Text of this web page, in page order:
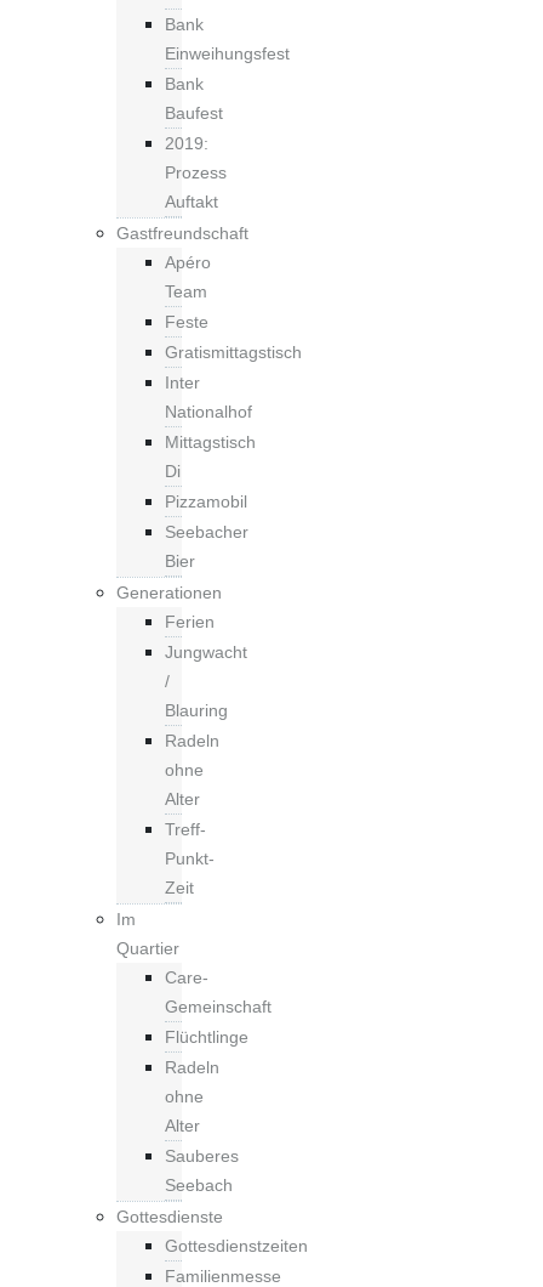
Bank
Einweihungsfest
Bank
Baufest
2019:
Prozess
Auftakt
Gastfreundschaft
Apéro
Team
Feste
Gratismittagstisch
Inter
Nationalhof
Mittagstisch
Di
Pizzamobil
Seebacher
Bier
Generationen
Ferien
Jungwacht
/
Blauring
Radeln
ohne
Alter
Treff-
Punkt-
Zeit
Im
Quartier
Care-
Gemeinschaft
Flüchtlinge
Radeln
ohne
Alter
Sauberes
Seebach
Gottesdienste
Gottesdienstzeiten
Familienmesse